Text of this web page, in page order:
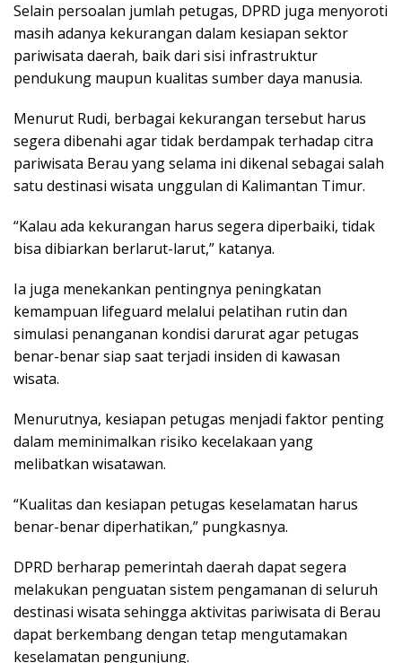
Selain persoalan jumlah petugas, DPRD juga menyoroti
masih adanya kekurangan dalam kesiapan sektor
pariwisata daerah, baik dari sisi infrastruktur
pendukung maupun kualitas sumber daya manusia.
Menurut Rudi, berbagai kekurangan tersebut harus
segera dibenahi agar tidak berdampak terhadap citra
pariwisata Berau yang selama ini dikenal sebagai salah
satu destinasi wisata unggulan di Kalimantan Timur.
“Kalau ada kekurangan harus segera diperbaiki, tidak
bisa dibiarkan berlarut-larut,” katanya.
Ia juga menekankan pentingnya peningkatan
kemampuan lifeguard melalui pelatihan rutin dan
simulasi penanganan kondisi darurat agar petugas
benar-benar siap saat terjadi insiden di kawasan
wisata.
Menurutnya, kesiapan petugas menjadi faktor penting
dalam meminimalkan risiko kecelakaan yang
melibatkan wisatawan.
“Kualitas dan kesiapan petugas keselamatan harus
benar-benar diperhatikan,” pungkasnya.
DPRD berharap pemerintah daerah dapat segera
melakukan penguatan sistem pengamanan di seluruh
destinasi wisata sehingga aktivitas pariwisata di Berau
dapat berkembang dengan tetap mengutamakan
keselamatan pengunjung.